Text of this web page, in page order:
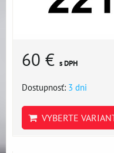
60 € s DPH
Dostupnosť: 3 dni
VYBERTE